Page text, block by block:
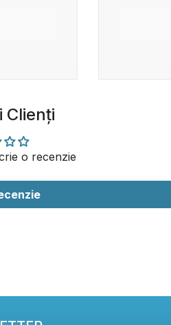
Clienți
o recenzie